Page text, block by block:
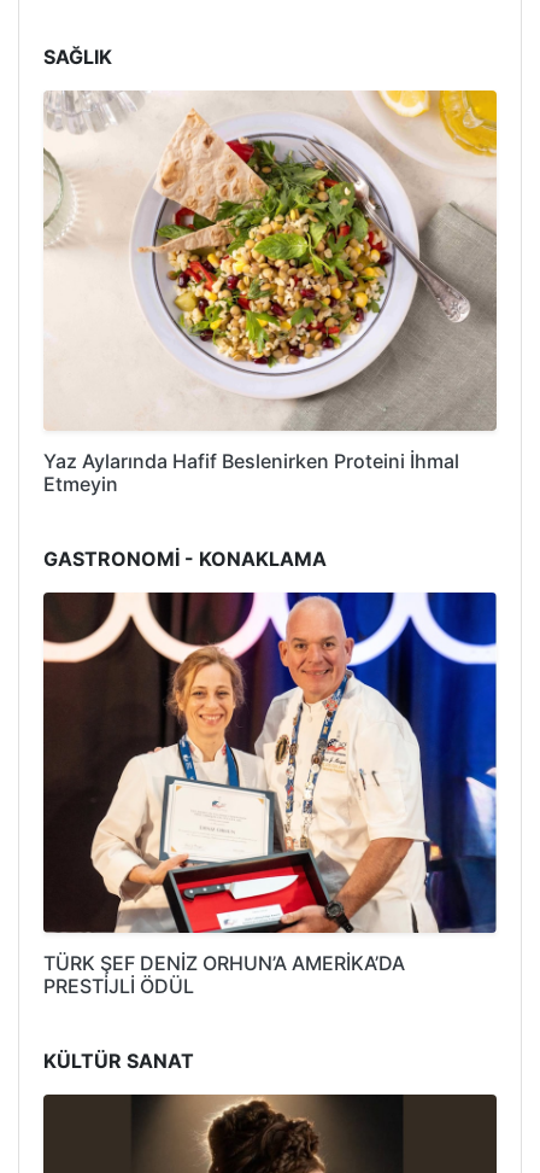
SAĞLIK
Yaz Aylarında Hafif Beslenirken Proteini İhmal
Etmeyin
GASTRONOMİ - KONAKLAMA
TÜRK ŞEF DENİZ ORHUN’A AMERİKA’DA
PRESTİJLİ ÖDÜL
KÜLTÜR SANAT